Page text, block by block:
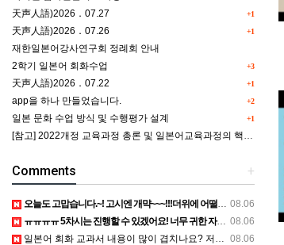
+1
天声人語)2026．07.27
+1
天声人語)2026．07.26
재한일본어강사연구회 정례회 안내
+3
2학기 일본어 회화수업
+1
天声人語)2026．07.22
+2
app을 하나 만들었습니다.
+1
일본 문화 수업 방식 및 수행평가 설계
[참고] 2022개정 교육과정 총론 및 일본어교육과정의 핵심역량 인포그래픽 이미지 자료 사례(AI활용)
+
Comments
08.06
오늘도 고맙습니다.~! 고시엔 개먁~~~!!!더위에 어떨라나요...감사합니다. ^^
08.06
ㅠㅠㅠㅠ 5차시는 진행할 수 있겠어요! 너무 귀한 자료 정말 감사합니다!!!
08.06
일본어 회화 교과서 내용이 많이 겹치나요? 저는 1,2학기 출판사가 달라서인지, 회화 단어와 분량이 더 많다…